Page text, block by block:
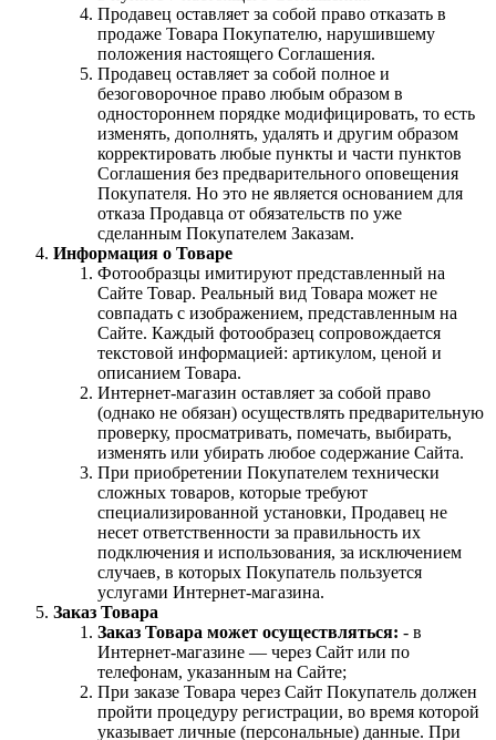
Продавец оставляет за собой право отказать в
продаже Товара Покупателю, нарушившему
положения настоящего Соглашения.
Продавец оставляет за собой полное и
безоговорочное право любым образом в
одностороннем порядке модифицировать, то есть
изменять, дополнять, удалять и другим образом
корректировать любые пункты и части пунктов
Соглашения без предварительного оповещения
Покупателя. Но это не является основанием для
отказа Продавца от обязательств по уже
сделанным Покупателем Заказам.
Информация о Товаре
Фотообразцы имитируют представленный на
Сайте Товар. Реальный вид Товара может не
совпадать с изображением, представленным на
Сайте. Каждый фотообразец сопровождается
текстовой информацией: артикулом, ценой и
описанием Товара.
Интернет-магазин оставляет за собой право
(однако не обязан) осуществлять предварительную
проверку, просматривать, помечать, выбирать,
изменять или убирать любое содержание Сайта.
При приобретении Покупателем технически
сложных товаров, которые требуют
специализированной установки, Продавец не
несет ответственности за правильность их
подключения и использования, за исключением
случаев, в которых Покупатель пользуется
услугами Интернет-магазина.
Заказ Товара
Заказ Товара может осуществляться: - в
Интернет-магазине — через Сайт или по
телефонам, указанным на Сайте;
При заказе Товара через Сайт Покупатель должен
пройти процедуру регистрации, во время которой
указывает личные (персональные) данные. При